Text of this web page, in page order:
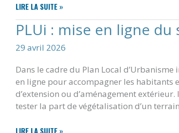
SUR
LE
TERRITOIRE
DE
L’OUGC
ETABLISSEMENT
PUBLIC
DU
MARAIS
POITEVIN
PLAN
2026
LIRE LA SUITE »
PLUi : mise en ligne
29 avril 2026
Dans le cadre du Plan Local
en ligne pour accompagner les habitants
d’extension ou d’aménagement
tester la part de végétalisation d’un
PLUI
LIRE LA SUITE »